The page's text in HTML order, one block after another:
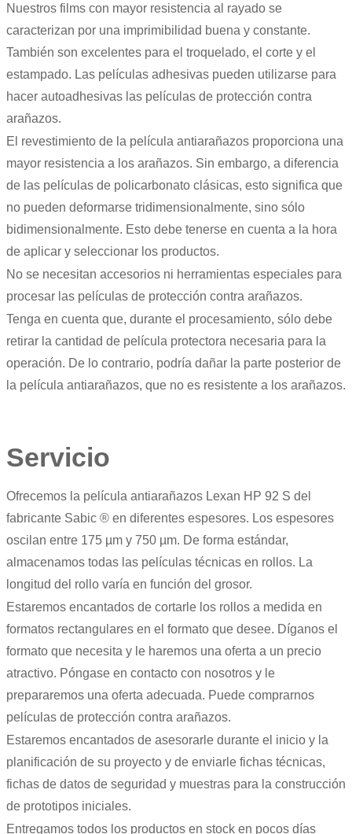
Nuestros films con mayor resistencia al rayado se
caracterizan por una imprimibilidad buena y constante.
También son excelentes para el troquelado, el corte y el
estampado. Las películas adhesivas pueden utilizarse para
hacer autoadhesivas las películas de protección contra
arañazos.
El revestimiento de la película antiarañazos proporciona una
mayor resistencia a los arañazos. Sin embargo, a diferencia
de las películas de policarbonato clásicas, esto significa que
no pueden deformarse tridimensionalmente, sino sólo
bidimensionalmente. Esto debe tenerse en cuenta a la hora
de aplicar y seleccionar los productos.
No se necesitan accesorios ni herramientas especiales para
procesar las películas de protección contra arañazos.
Tenga en cuenta que, durante el procesamiento, sólo debe
retirar la cantidad de película protectora necesaria para la
operación. De lo contrario, podría dañar la parte posterior de
la película antiarañazos, que no es resistente a los arañazos.
Servicio
Ofrecemos la película antiarañazos Lexan HP 92 S del
fabricante Sabic ® en diferentes espesores. Los espesores
oscilan entre 175 µm y 750 µm. De forma estándar,
almacenamos todas las películas técnicas en rollos. La
longitud del rollo varía en función del grosor.
Estaremos encantados de cortarle los rollos a medida en
formatos rectangulares en el formato que desee. Díganos el
formato que necesita y le haremos una oferta a un precio
atractivo. Póngase en contacto con nosotros y le
prepararemos una oferta adecuada. Puede comprarnos
películas de protección contra arañazos.
Estaremos encantados de asesorarle durante el inicio y la
planificación de su proyecto y de enviarle fichas técnicas,
fichas de datos de seguridad y muestras para la construcción
de prototipos iniciales.
Entregamos todos los productos en stock en pocos días